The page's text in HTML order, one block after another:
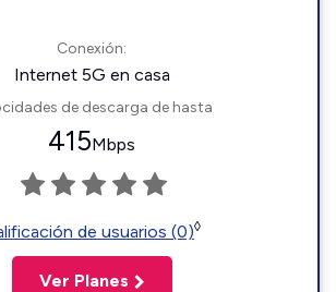
Conexión:
Internet 5G en casa
de descarga de hasta
415Mbps
de usuarios (0)◊
Ver Planes